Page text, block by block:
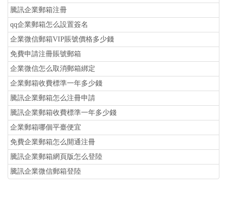
騰訊企業郵箱注冊
qq企業郵箱怎么設置簽名
企業微信郵箱VIP賬號價格多少錢
免費申請注冊賬號郵箱
企業微信怎么取消郵箱綁定
企業郵箱收費標準一年多少錢
騰訊企業郵箱怎么注冊申請
騰訊企業郵箱收費標準一年多少錢
企業郵箱哪個平臺便宜
免費企業郵箱怎么開通注冊
騰訊企業郵箱網頁版怎么登陸
騰訊企業微信郵箱登陸